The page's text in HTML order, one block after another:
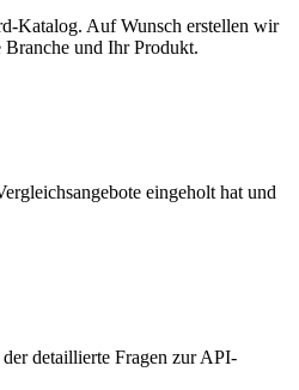
Katalog. Auf Wunsch erstellen wir
und Ihr Produkt.
eingeholt hat und
detaillierte Fragen zur API-